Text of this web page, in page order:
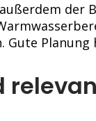
der
Gute